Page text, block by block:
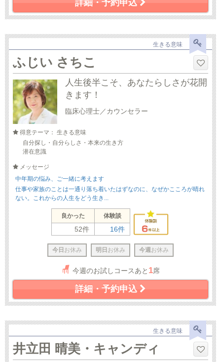
詳細・予約申込
生きる意味
ふじい さちこ
人生後半こそ、あなたらしさが花開
きます！
臨床心理士／カウンセラー
得意テーマ： 生きる意味
自分探し・自分らしさ・本来の生き方
潜在意識
メッセージ
中年期の悩み、ご一緒に考えます
仕事や家族のことは一通り落ち着いたはずなのに、なぜかこころが晴れ
ない。これからの人生をどう生き...
良かった 体験談
52件 16件
今日 お休み 明日 お休み 今週 お休み
今週のお試しコースあと 1席
詳細・予約申込
生きる意味
井立田 晴美・キャンディ